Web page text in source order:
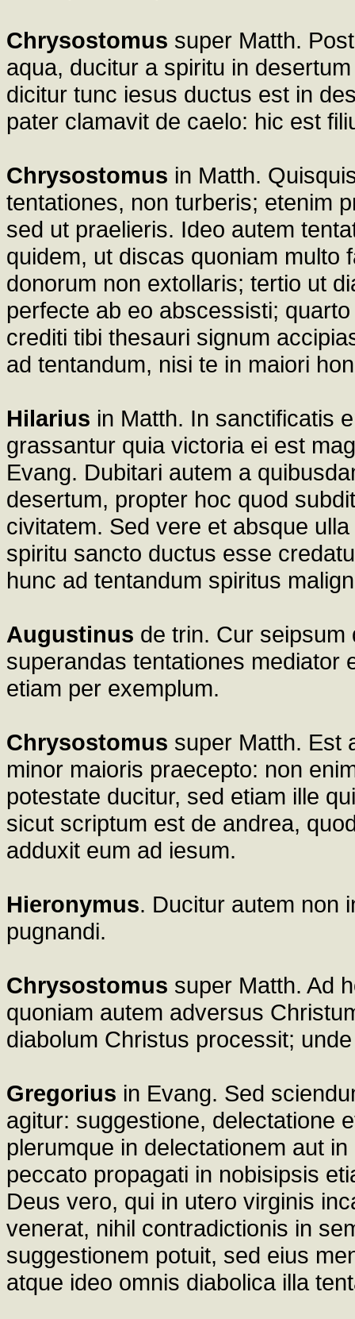
Chrysostomus super Matth.
aqua, ducitur a spiritu in
dicitur tunc iesus ductus est in
pater clamavit de caelo: hic est
Chrysostomus in Matth.
tentationes, non turberis; etenim
sed ut praelieris. Ideo autem
quidem, ut discas quoniam multo
donorum non extollaris; tertio ut
perfecte ab eo abscessisti;
crediti tibi thesauri signum
ad tentandum, nisi te in maiori
Hilarius in Matth. In sanctificatis
grassantur quia victoria ei est
Evang. Dubitari autem a
desertum, propter hoc quod
civitatem. Sed vere et absque
spiritu sancto ductus esse
hunc ad tentandum spiritus
Augustinus de trin. Cur seipsum
superandas tentationes mediator
etiam per exemplum.
Chrysostomus super Matth. Est
minor maioris praecepto: non
potestate ducitur, sed etiam ille
sicut scriptum est de andrea,
adduxit eum ad iesum.
Hieronymus. Ducitur autem non
pugnandi.
Chrysostomus super Matth. Ad
quoniam autem adversus
diabolum Christus processit;
Gregorius in Evang. Sed
agitur: suggestione, delectatione
plerumque in delectationem aut
peccato propagati in nobisipsis
Deus vero, qui in utero virginis
venerat, nihil contradictionis in
suggestionem potuit, sed eius
atque ideo omnis diabolica illa